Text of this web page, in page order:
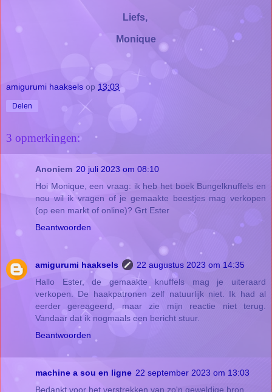
Liefs,
Monique
amigurumi haaksels op 13:03
Delen
3 opmerkingen:
Anoniem 20 juli 2023 om 08:10
Hoi Monique, een vraag: ik heb het boek Bungelknuffels en
nou wil ik vragen of je gemaakte beestjes mag verkopen
(op een markt of online)? Grt Ester
Beantwoorden
amigurumi haaksels
22 augustus 2023 om 14:35
Hallo Ester, de gemaakte knuffels mag je uiteraard
verkopen. De haakpatronen zelf natuurlijk niet. Ik had al
eerder gereageerd, maar zie mijn reactie niet terug.
Vandaar dat ik nogmaals een bericht stuur.
Beantwoorden
machine a sou en ligne 22 september 2023 om 13:03
Bedankt voor het verstrekken van zo'n geweldige bron